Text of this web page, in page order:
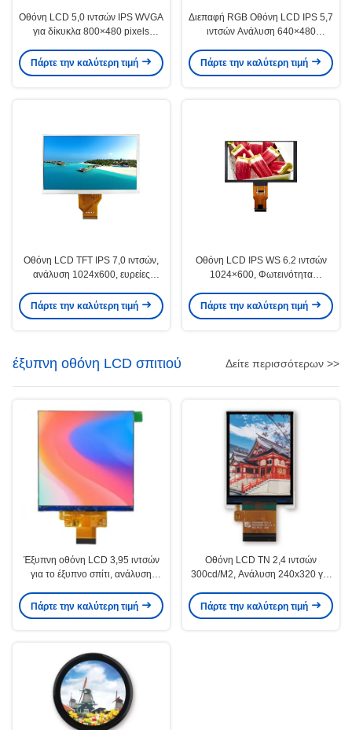
Οθόνη LCD 5,0 ιντσών IPS WVGA
για δίκυκλα 800×480 pixels
Πάρτε την καλύτερη τιμή
Διεπαφή RGB Οθόνη LCD IPS 5,7
ιντσών Ανάλυση 640×480
Πάρτε την καλύτερη τιμή
Οθόνη LCD TFT IPS 7,0 ιντσών,
ανάλυση 1024x600, ευρείες
Πάρτε την καλύτερη τιμή
Οθόνη LCD IPS WS 6.2 ιντσών
1024×600, Φωτεινότητα
Εφαρμογές
Πάρτε την καλύτερη τιμή
έξυπνη οθόνη LCD σπιτιού Δείτε περισσότερων >>
Έξυπνη οθόνη LCD 3,95 ιντσών
για το έξυπνο σπίτι, ανάλυση
ορατότητα
Πάρτε την καλύτερη τιμή
Οθόνη LCD TN 2,4 ιντσών
300cd/M2, Ανάλυση 240x320 για
Πάρτε την καλύτερη τιμή